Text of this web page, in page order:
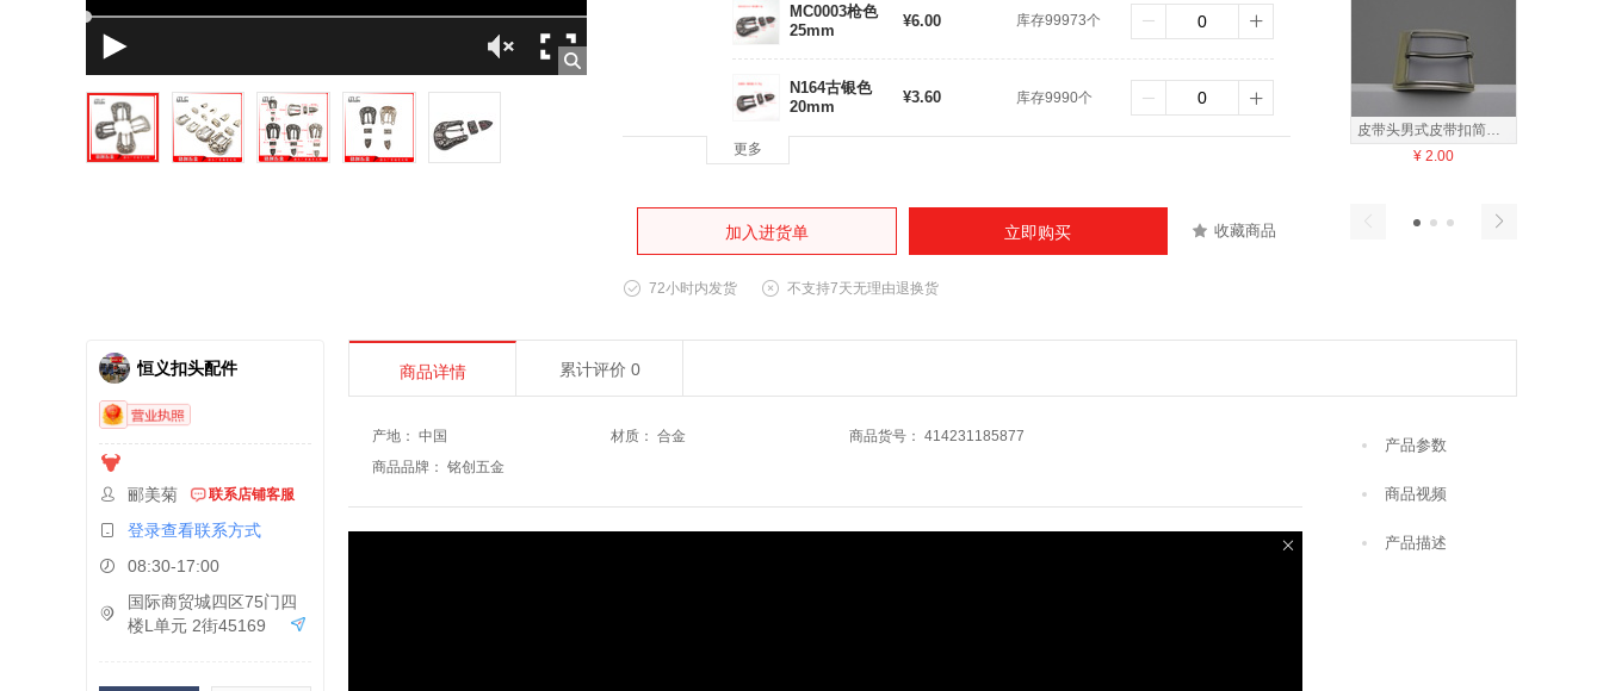
MC0003枪色
25mm
¥6.00 库存99973个
N164古银色
20mm
¥3.60 库存9990个
更多
加入进货单 立即购买 收藏商品
72小时内发货 不支持7天无理由退换货
皮带头男式皮带扣简约商务金属皮带扣
¥ 2.00
恒义扣头配件
郦美菊 联系店铺客服
登录查看联系方式
08:30-17:00
国际商贸城四区75门四
楼L单元 2街45169
商品详情 累计评价 0
产地 ： 中国 材质 ： 合金 商品货号 ： 414231185877
商品品牌 ： 铭创五金
产品参数
商品视频
产品描述